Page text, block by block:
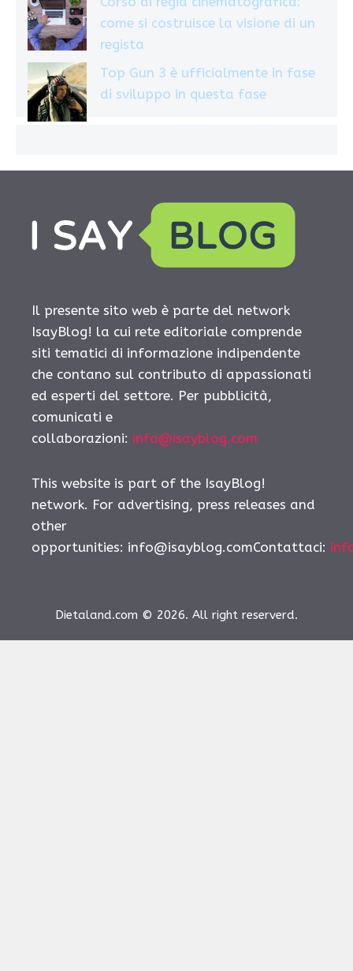
come si costruisce la visione di un
regista
Top Gun 3 è ufficialmente in fase
di sviluppo in questa fase
Il presente sito web è parte del network
IsayBlog! la cui rete editoriale comprende
siti tematici di informazione indipendente
che contano sul contributo di appassionati
ed esperti del settore. Per pubblicità,
comunicati e
collaborazioni: info@isayblog.com
This website is part of the IsayBlog!
network. For advertising, press releases and
other
opportunities: info@isayblog.comContattaci:
Dietaland.com © 2026. All right reserverd.